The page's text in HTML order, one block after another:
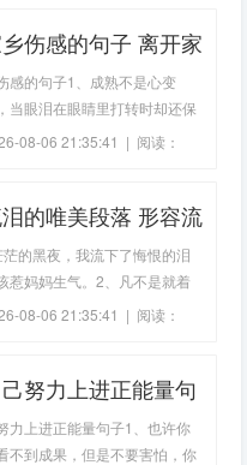
is a flame that burns
伤感的句子 离开家
(精选82句)
感的句子1、成熟不是心变
当眼泪在眼睛里打转时却还保
你知道摩天轮的幸福吗?坐在
轮陷塌，幸福也随风而逝。
死
08-06 21:35:41 | 阅读：
的唯美段落 形容流
诗句(精选20句)
的黑夜，我流下了悔恨的泪
惹妈妈生气。2、凡不是就着
包的人是不懂得人生之味的
用泪水悔恨今天，不如用汗
非
08-06 21:35:41 | 阅读：
努力上进正能量句
上进的诗句(精选78
力上进正能量句子1、也许你
不到成果，但是不要害怕，你